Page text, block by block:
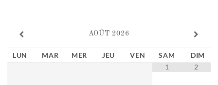
AOÛT 2026
LUN MAR MER JEU VEN SAM
DIM
1
2